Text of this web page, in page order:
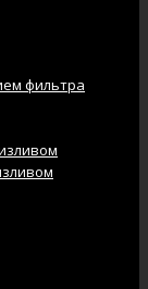
фильтра